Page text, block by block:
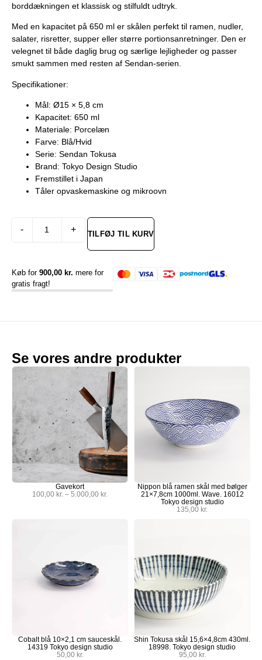
borddækningen et klassisk og stilfuldt udtryk.
Med en kapacitet på 650 ml er skålen perfekt til ramen, nudler,
salater, risretter, supper eller større portionsanretninger. Den er
velegnet til både daglig brug og særlige lejligheder og passer
smukt sammen med resten af Sendan-serien.
Specifikationer:
Mål: Ø15 × 5,8 cm
Kapacitet: 650 ml
Materiale: Porcelæn
Farve: Blå/Hvid
Serie: Sendan Tokusa
Brand: Tokyo Design Studio
Fremstillet i Japan
Tåler opvaskemaskine og mikroovn
- + TILFØJ TIL KURV
Køb for 900,00 kr. mere for
gratis fragt!
Se vores andre produkter
Gavekort
100,00 kr. – 5.000,00 kr.
Nippon blå ramen skål med bølger
21×7,8cm 1000ml. Wave. 16012
Tokyo design studio
135,00 kr.
Cobalt blå 10×2,1 cm sauceskål.
14319 Tokyo design studio
50,00 kr.
Shin Tokusa skål 15,6×4,8cm 430ml.
18998. Tokyo design studio
95,00 kr.